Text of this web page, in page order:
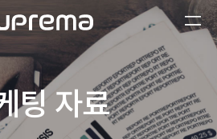
팅 자료